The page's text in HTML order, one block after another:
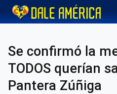
Se confirmó la
TODOS querían
Pantera Zúñiga